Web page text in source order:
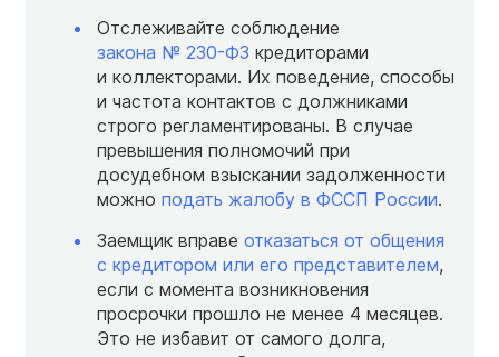
Отслеживайте соблюдение
закона № 230-ФЗ кредиторами
и коллекторами. Их поведение, способы
и частота контактов с должниками
строго регламентированы. В случае
превышения полномочий при
досудебном взыскании задолженности
можно подать жалобу в ФССП России.
Заемщик вправе отказаться от общения
с кредитором или его представителем,
если с момента возникновения
просрочки прошло не менее 4 месяцев.
Это не избавит от самого долга,